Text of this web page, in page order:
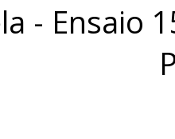
- Ensaio